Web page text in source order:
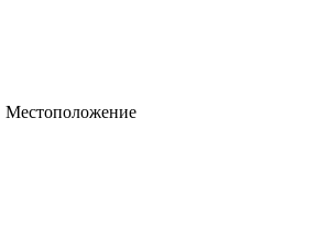
Местоположение